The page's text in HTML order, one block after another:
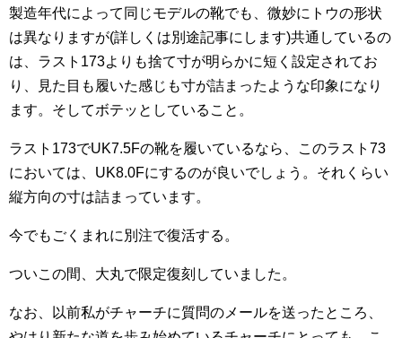
製造年代によって同じモデルの靴でも、微妙にトウの形状
は異なりますが(詳しくは別途記事にします)共通しているの
は、ラスト173よりも捨て寸が明らかに短く設定されてお
り、見た目も履いた感じも寸が詰まったような印象になり
ます。そしてボテッとしていること。
ラスト173でUK7.5Fの靴を履いているなら、このラスト73
においては、UK8.0Fにするのが良いでしょう。それくらい
縦方向の寸は詰まっています。
今でもごくまれに別注で復活する。
ついこの間、大丸で限定復刻していました。
なお、以前私がチャーチに質問のメールを送ったところ、